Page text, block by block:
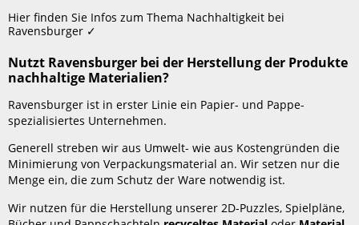
Hier finden Sie Infos zum Thema Nachhaltigkeit bei
Ravensburger ✓
Nutzt Ravensburger bei der Herstellung der Produkte
nachhaltige Materialien?
Ravensburger ist in erster Linie ein Papier- und Pappe-
spezialisiertes Unternehmen.
Generell streben wir aus Umwelt- wie aus Kostengründen die
Minimierung von Verpackungsmaterial an. Wir setzen nur die
Menge ein, die zum Schutz der Ware notwendig ist.
Wir nutzen für die Herstellung unserer 2D-Puzzles, Spielpläne,